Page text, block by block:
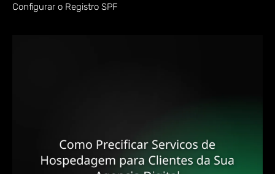
Configurar o Registro SPF